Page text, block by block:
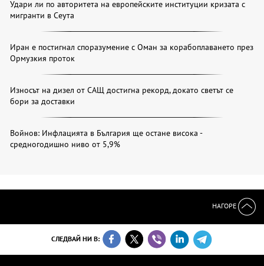
Удари ли по авторитета на европейските институции кризата с
мигранти в Сеута
Иран е постигнал споразумение с Оман за корабоплаването през
Ормузкия проток
Износът на дизел от САЩ достигна рекорд, докато светът се
бори за доставки
Войнов: Инфлацията в България ще остане висока -
средногодишно ниво от 5,9%
НАГОРЕ
СЛЕДВАЙ НИ В: